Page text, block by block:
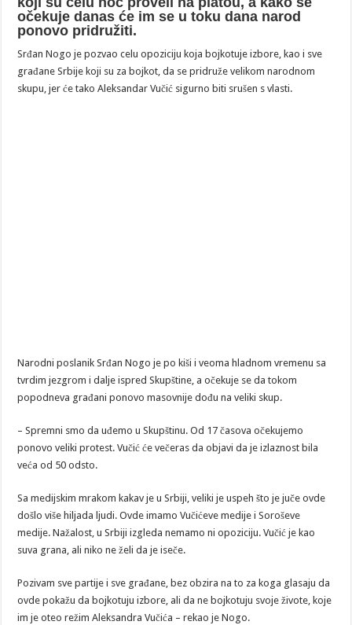
očekuje danas će im se u toku dana narod
ponovo pridružiti.
Srđan Nogo je pozvao celu opoziciju koja bojkotuje izbore, kao i sve
građane Srbije koji su za bojkot, da se pridruže velikom narodnom
skupu, jer će tako Aleksandar Vučić sigurno biti srušen s vlasti.
Narodni poslanik Srđan Nogo je po kiši i veoma hladnom vremenu sa
tvrdim jezgrom i dalje ispred Skupštine, a očekuje se da tokom
popodneva građani ponovo masovnije dođu na veliki skup.
– Spremni smo da uđemo u Skupštinu. Od 17 časova očekujemo
ponovo veliki protest. Vučić će večeras da objavi da je izlaznost bila
veća od 50 odsto.
Sa medijskim mrakom kakav je u Srbiji, veliki je uspeh što je juče ovde
došlo više hiljada ljudi. Ovde imamo Vučićeve medije i Soroševe
medije. Nažalost, u Srbiji izgleda nemamo ni opoziciju. Vučić je kao
suva grana, ali niko ne želi da je iseče.
Pozivam sve partije i sve građane, bez obzira na to za koga glasaju da
ovde pokažu da bojkotuju izbore, ali da ne bojkotuju svoje živote, koje
im je oteo režim Aleksandra Vučića – rekao je Nogo.